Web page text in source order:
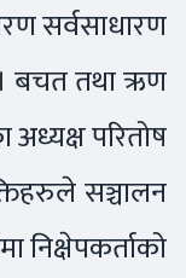
सर्वसाधारण
बचत तथा ऋण
परितोष
सञ्चालन
निक्षेपकर्ताको